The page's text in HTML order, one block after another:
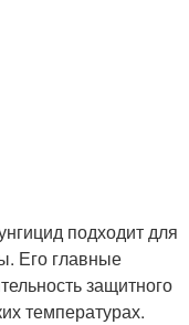
подходит для
Его главные
защитного
температурах.